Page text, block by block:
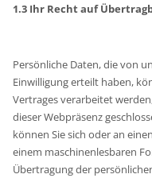
1.3 Ihr Recht auf
Persönliche Daten, die von
Einwilligung erteilt haben,
Vertrages verarbeitet
dieser Webpräsenz
können Sie sich oder an
einem maschinenlesbaren
Übertragung der